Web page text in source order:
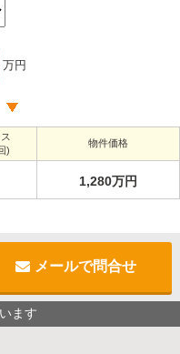
万円
)
物件価格
1,280万円
メールで問合せ
ます